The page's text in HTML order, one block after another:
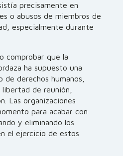
precisamente en
o abusos de miembros de
especialmente durante
comprobar que la
ha supuesto una
derechos humanos,
de reunión,
Las organizaciones
para acabar con
y eliminando los
el ejercicio de estos